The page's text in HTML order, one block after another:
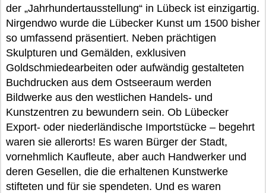
der „Jahrhundertausstellung“ in Lübeck ist einzigartig.
Nirgendwo wurde die Lübecker Kunst um 1500 bisher
so umfassend präsentiert. Neben prächtigen
Skulpturen und Gemälden, exklusiven
Goldschmiedearbeiten oder aufwändig gestalteten
Buchdrucken aus dem Ostseeraum werden
Bildwerke aus den westlichen Handels- und
Kunstzentren zu bewundern sein. Ob Lübecker
Export- oder niederländische Importstücke – begehrt
waren sie allerorts! Es waren Bürger der Stadt,
vornehmlich Kaufleute, aber auch Handwerker und
deren Gesellen, die die erhaltenen Kunstwerke
stifteten und für sie spendeten. Und es waren